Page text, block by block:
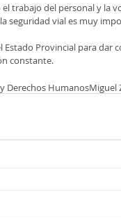
trabajo del personal y la
seguridad vial es muy
Provincial para dar
constante.
Derechos HumanosMiguel